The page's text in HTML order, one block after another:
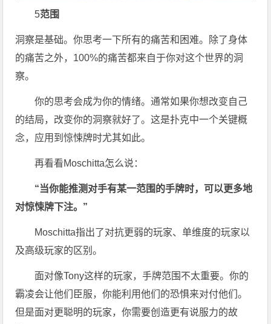
5范围
洞察是基础。你思考一下所有的痛苦和困难。除了身体
的痛苦之外，100%的痛苦都来自于你对这个世界的洞
察。
你的思考会成为你的情绪。通常如果你想改变自己
的结局，改变你的洞察就好了。这是扑克中一个关键概
念，应用到惊悚牌时尤其如此。
再看看Moschitta怎么说：
“当你能推测对手有某一范围的手牌时，可以更多地
对惊悚牌下注。”
Moschitta指出了对抗更弱的玩家、单维度的玩家以
及高级玩家的区别。
面对像Tony这样的玩家，手牌范围不太重要。你的
霸凌会让他们臣服，你能利用他们的恐惧来对付他们。
但是面对更聪明的玩家，你需要创造更有说服力的故